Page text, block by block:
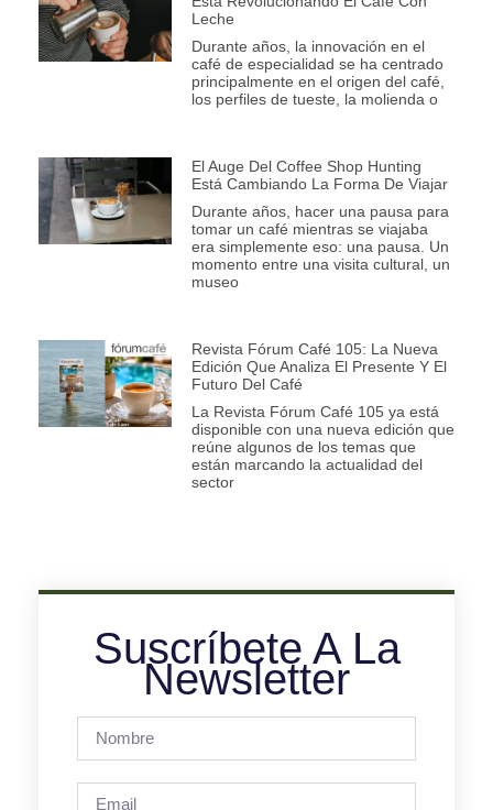
Leche
Durante años, la innovación en el
café de especialidad se ha centrado
principalmente en el origen del café,
los perfiles de tueste, la molienda o
El Auge Del Coffee Shop Hunting
Está Cambiando La Forma De Viajar
Durante años, hacer una pausa para
tomar un café mientras se viajaba
era simplemente eso: una pausa. Un
momento entre una visita cultural, un
museo
Revista Fórum Café 105: La Nueva
Edición Que Analiza El Presente Y El
Futuro Del Café
La Revista Fórum Café 105 ya está
disponible con una nueva edición que
reúne algunos de los temas que
están marcando la actualidad del
sector
Suscríbete A La
Newsletter